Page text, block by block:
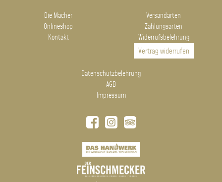
Die Macher
Onlineshop
Kontakt
Versandarten
Zahlungsarten
Widerrufsbelehrung
Vertrag widerrufen
Datenschutzbelehrung
AGB
Impressum